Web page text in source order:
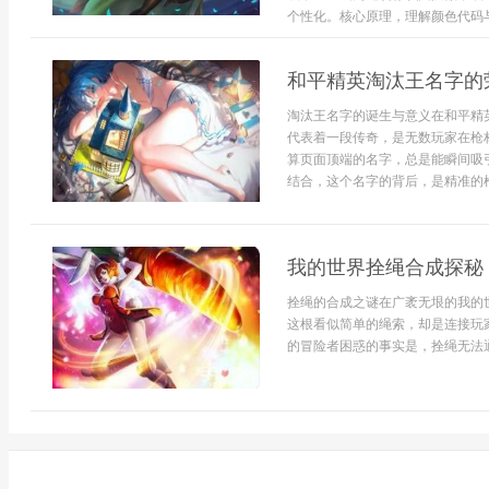
个性化。核心原理，理解颜色代码
和平精英淘汰王名字
淘汰王名字的诞生与意义在和平
代表着一段传奇，是无数玩家在
算页面顶端的名字，总是能瞬间
结合，这个名字的背后，是精准
我的世界拴绳合成探
拴绳的合成之谜在广袤无垠的我
这根看似简单的绳索，却是连接
的冒险者困惑的事实是，拴绳无